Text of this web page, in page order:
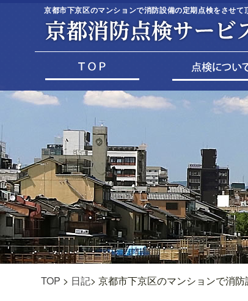
京都市下京区のマンションで消防設備の定期点検をさせ
TOP > 日記> 京都市下京区のマンションで消